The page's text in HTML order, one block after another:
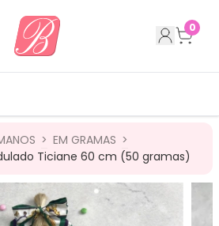
0
Cabelos Humanos
Cabelos Bio Vegetais
Cabelos Bio Fibra
> EM GRAMAS >
Ticiane 60 cm (50 gramas)